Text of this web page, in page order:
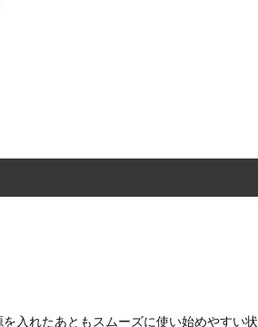
入れたあともスムーズに使い始めやすい